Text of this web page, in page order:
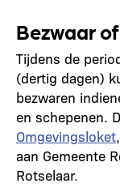
Bezwaar
Tijdens de
(dertig dagen)
bezwaren
en schepenen.
Omgevingsloket
aan Gemeente
Rotselaar.